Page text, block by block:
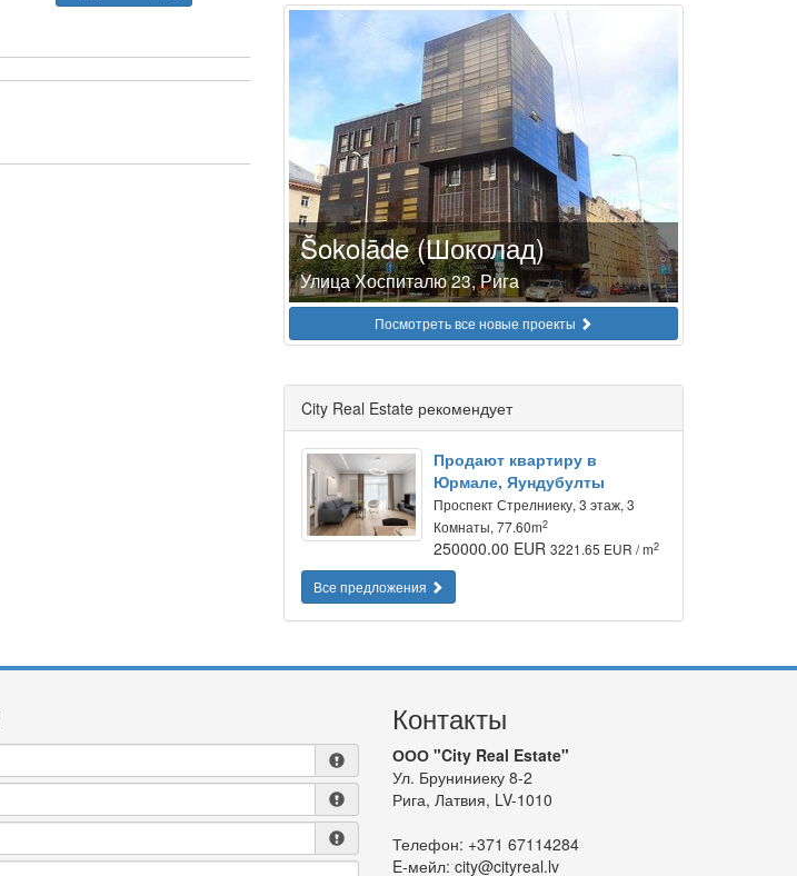
Šokolāde (Шоколад)
Улица Хоспиталю 23, Рига
Посмотреть все новые проекты
City Real Estate рекомендует
Продают квартиру в
Юрмале, Яундубулты
Проспект Стрелниеку, 3 этаж, 3
Комнаты, 77.60m2
250000.00 EUR3221.65 EUR / m2
Все предложения
Контакты
ООО "City Real Estate"
Ул. Бруниниеку 8-2
Рига, Латвия, LV-1010
Телефон: +371 67114284
E-мейл: city@cityreal.lv